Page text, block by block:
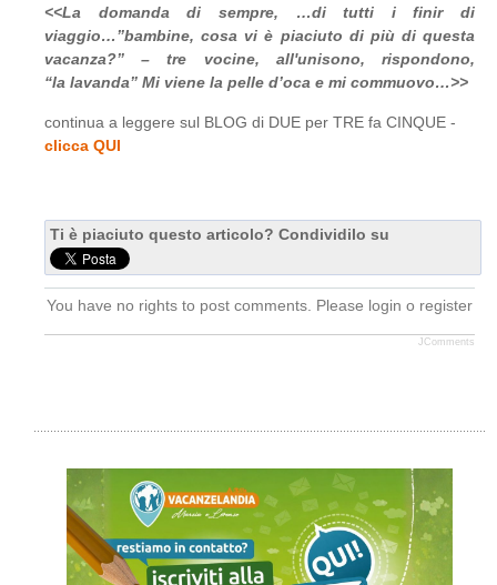
<<La domanda di sempre, …di tutti i finir di
viaggio…”bambine, cosa vi è piaciuto di più di questa
vacanza?” – tre vocine, all'unisono, rispondono,
“la lavanda” Mi viene la pelle d’oca e mi commuovo…>>
continua a leggere sul BLOG di DUE per TRE fa CINQUE -
clicca QUI
Ti è piaciuto questo articolo? Condividilo su
You have no rights to post comments. Please login o register
JComments